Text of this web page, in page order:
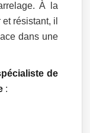
À la
résistant, il
dans une
de
: